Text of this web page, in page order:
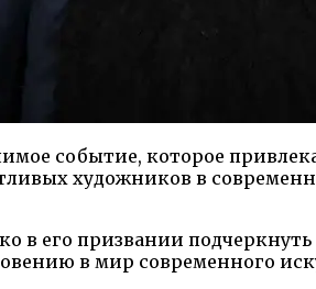
событие, которое
художников в
в его призвании
в мир современного